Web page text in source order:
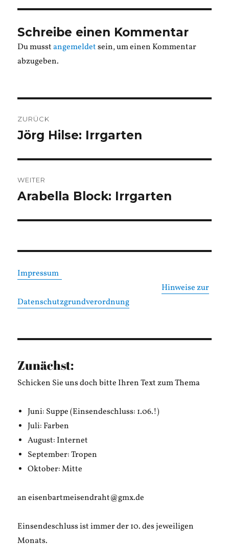
Schreibe einen Kommentar
Du musstangemeldetsein, um einen Kommentar
abzugeben.
ZURÜCK
Vorheriger
Jörg Hilse: Irrgarten
WEITER
Nächster
Arabella Block: Irrgarten
Impressum
Hinweise zur
Datenschutzgrundverordnung
Zunächst:
Schicken Sie uns doch bitte Ihren Text zum Thema
Juni: Suppe (Einsendeschluss: 1.06.!)
Juli: Farben
August: Internet
September: Tropen
Oktober: Mitte
an eisenbartmeisendraht@gmx.de
Einsendeschluss ist immer der 10. des jeweiligen
Monats.